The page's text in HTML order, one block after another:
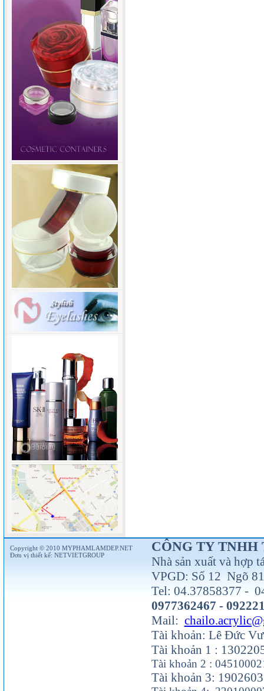
Copyright © 2010 MYPHAMLAMDEP.NET
Đơn vị thiết kế: NETVIETGROUP
CÔNG TY
Nhà sản xuất và hợp
VPGD: Số 12 Ngõ
Tel: 04.37858377 -
0977362467 -
Mail:
Tài khoản: Lê Đức
Tài khoản 1 :
Tài khoản 2 :
Tài khoản 3: